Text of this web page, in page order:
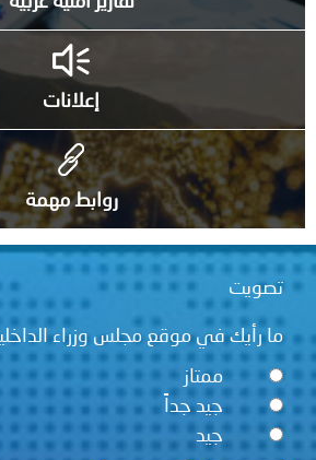
إعلانات
روابط مهمة
تصويت
ما رأيك في موقع مجلس وزراء
ممتاز
جيد جداً
جيد